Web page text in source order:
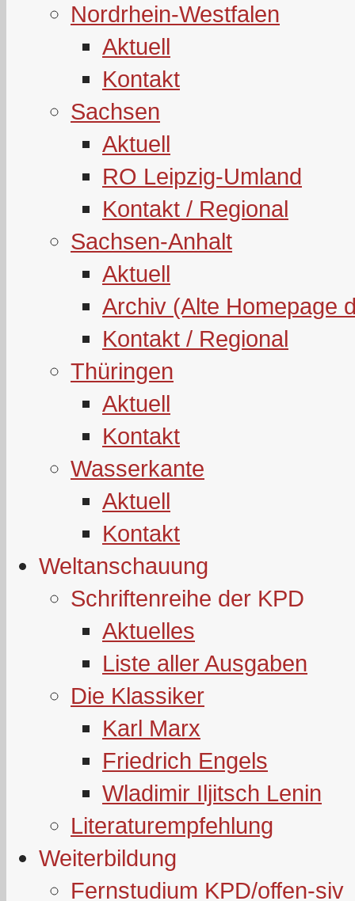
Nordrhein-Westfalen
Aktuell
Kontakt
Sachsen
Aktuell
RO Leipzig-Umland
Kontakt / Regional
Sachsen-Anhalt
Aktuell
Archiv (Alte Homepage
Kontakt / Regional
Thüringen
Aktuell
Kontakt
Wasserkante
Aktuell
Kontakt
Weltanschauung
Schriftenreihe der KPD
Aktuelles
Liste aller Ausgaben
Die Klassiker
Karl Marx
Friedrich Engels
Wladimir Iljitsch Lenin
Literaturempfehlung
Weiterbildung
Fernstudium KPD/offen-siv